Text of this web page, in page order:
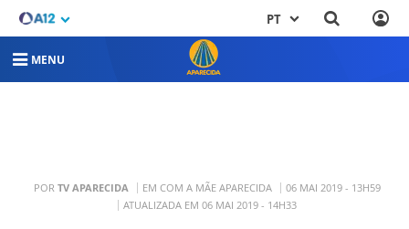
PT
MENU
POR TV APARECIDA EM COM A MÃE APARECIDA
06 MAI 2019 - 13H59
ATUALIZADA EM 06 MAI 2019 - 14H33